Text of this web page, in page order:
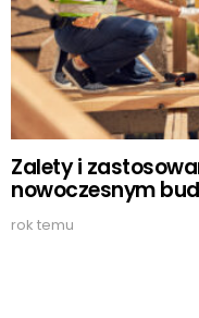
Zalety i
nowoczesnym
rok temu